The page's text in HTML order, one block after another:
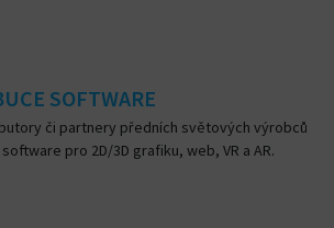
SOFTWARE
či partnery předních světových výrobců
pro 2D/3D grafiku, web, VR a AR.